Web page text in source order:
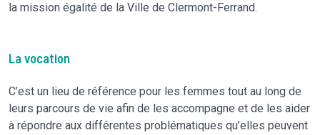
la mission égalité de la Ville de Clermont-Ferrand.
La vocation
C’est un lieu de référence pour les femmes tout au long de
leurs parcours de vie afin de les accompagne et de les aider
à répondre aux différentes problématiques qu’elles peuvent